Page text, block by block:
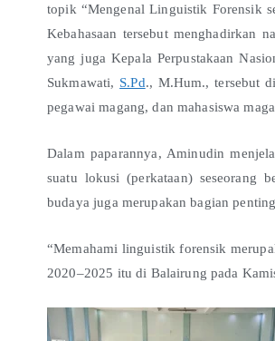
topik “Mengenal Linguistik Forensik
Kebahasaan tersebut menghadirkan
yang juga Kepala Perpustakaan
Sukmawati, S.Pd., M.Hum., tersebut
pegawai magang, dan mahasiswa
Dalam paparannya, Aminudin
suatu lokusi (perkataan) seseorang
budaya juga merupakan bagian
“Memahami linguistik forensik
2020–2025 itu di Balairung pada